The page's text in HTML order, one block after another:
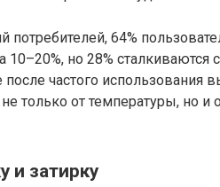
64%
10–20%, но 28%
частого использования
только от температуры, но и
и затирку